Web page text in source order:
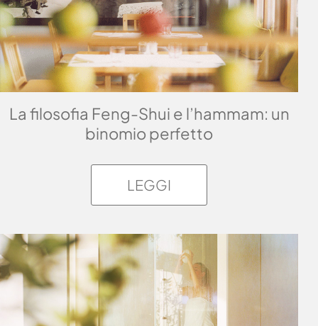
La filosofia Feng-Shui e l’hammam: un
binomio perfetto
LEGGI